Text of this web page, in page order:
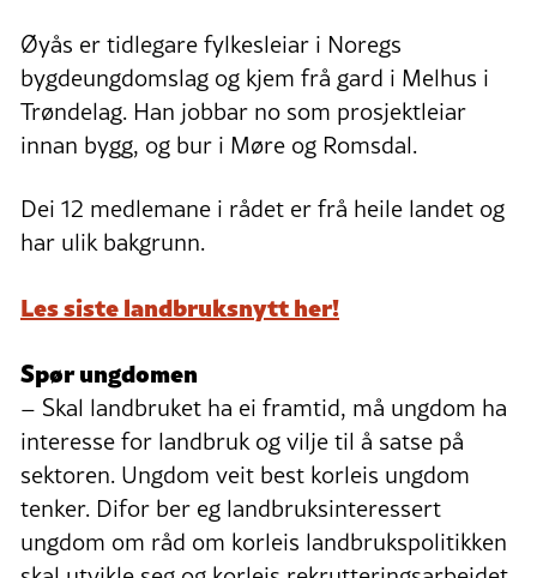
Øyås er tidlegare fylkesleiar i Noregs
bygdeungdomslag og kjem frå gard i Melhus i
Trøndelag. Han jobbar no som prosjektleiar
innan bygg, og bur i Møre og Romsdal.
Dei 12 medlemane i rådet er frå heile landet og
har ulik bakgrunn.
Les siste landbruksnytt her!
Spør ungdomen
– Skal landbruket ha ei framtid, må ungdom ha
interesse for landbruk og vilje til å satse på
sektoren. Ungdom veit best korleis ungdom
tenker. Difor ber eg landbruksinteressert
ungdom om råd om korleis landbrukspolitikken